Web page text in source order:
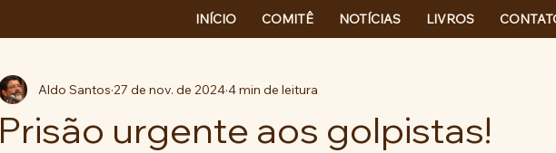
INÍCIO COMITÊ NOTÍCIAS LIVROS
Prisão urgente aos golpistas!
Aldo Santos 27 de nov. de 20244 min de leitura